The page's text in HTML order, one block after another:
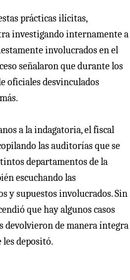
prácticas ilícitas,
investigando internamente a
involucrados en el
señalaron que durante los
oficiales desvinculados
a la indagatoria, el fiscal
las auditorías que se
departamentos de la
escuchando las
y supuestos involucrados. Sin
que hay algunos casos
devolvieron de manera íntegra
depositó.